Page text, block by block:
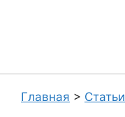
Главная > Статьи